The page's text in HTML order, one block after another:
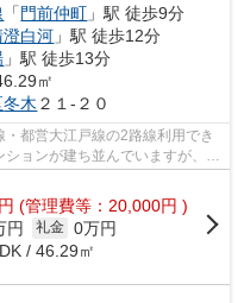
「 門前仲町 」駅 徒歩9分
澄白河 」駅 徒歩12分
」駅 徒歩13分
㎡
冬木 ２１-２０
円 (管理費等：20,000円 )
円 礼金 0万円
/ 46.29㎡